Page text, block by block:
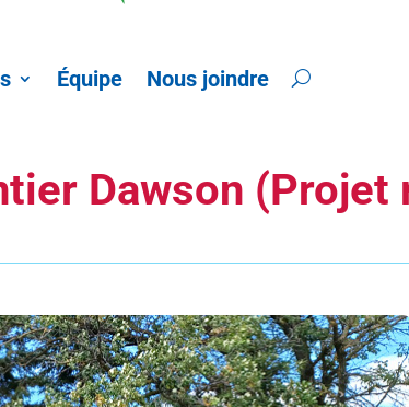
Équipe Nous joindre
Dawson (Projet